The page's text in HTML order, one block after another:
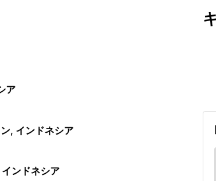
ア
, インドネシア
ンドネシア